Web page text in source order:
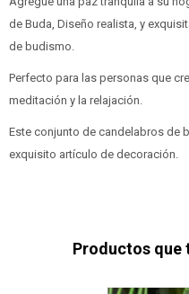
de Buda, Diseño realista, y
de budismo.
Perfecto para las personas que
meditación y la relajación.
Este conjunto de candelabros de
exquisito artículo de decoración.
Productos que